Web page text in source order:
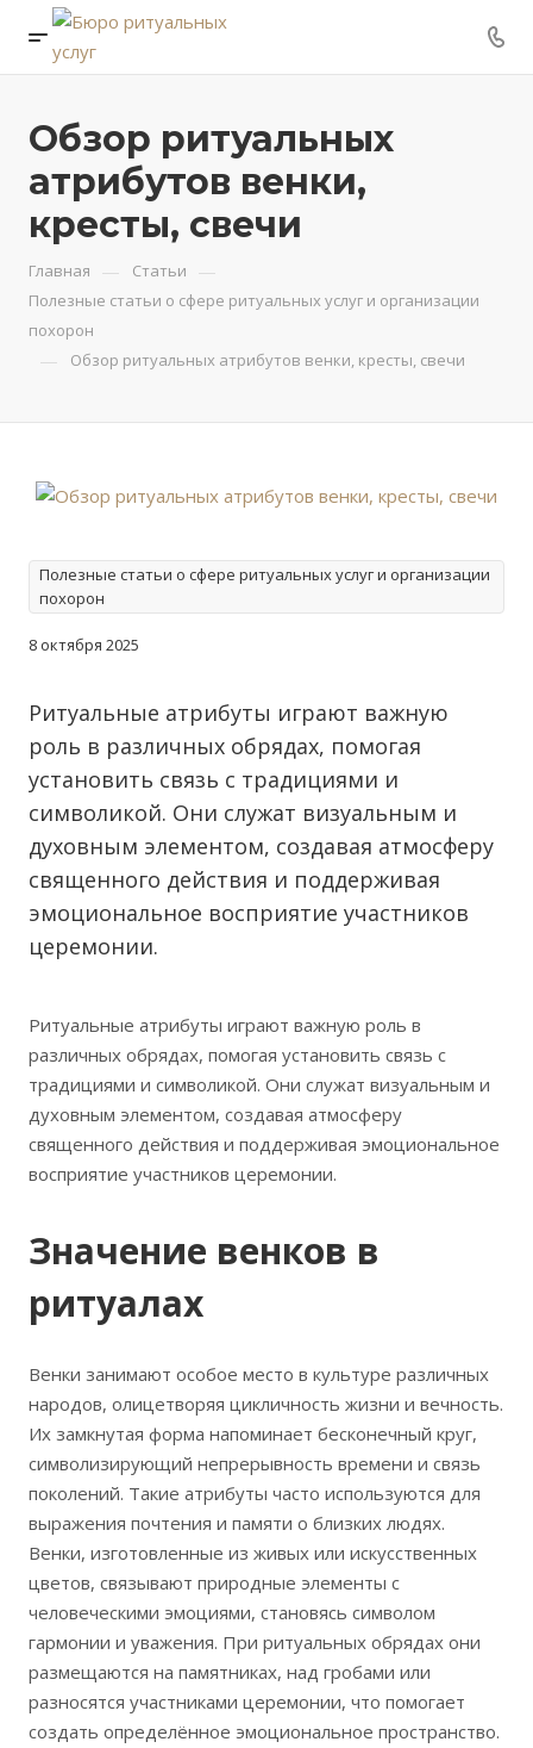
Обзор ритуальных
атрибутов венки,
кресты, свечи
Главная — Статьи —
Полезные статьи о сфере ритуальных услуг и организации
похорон
— Обзор ритуальных атрибутов венки, кресты, свечи
Полезные статьи о сфере ритуальных услуг и организации
похорон
8 октября 2025
Ритуальные атрибуты играют важную
роль в различных обрядах, помогая
установить связь с традициями и
символикой. Они служат визуальным и
духовным элементом, создавая атмосферу
священного действия и поддерживая
эмоциональное восприятие участников
церемонии.
Ритуальные атрибуты играют важную роль в
различных обрядах, помогая установить связь с
традициями и символикой. Они служат визуальным и
духовным элементом, создавая атмосферу
священного действия и поддерживая эмоциональное
восприятие участников церемонии.
Значение венков в
ритуалах
Венки занимают особое место в культуре различных
народов, олицетворяя цикличность жизни и вечность.
Их замкнутая форма напоминает бесконечный круг,
символизирующий непрерывность времени и связь
поколений. Такие атрибуты часто используются для
выражения почтения и памяти о близких людях.
Венки, изготовленные из живых или искусственных
цветов, связывают природные элементы с
человеческими эмоциями, становясь символом
гармонии и уважения. При ритуальных обрядах они
размещаются на памятниках, над гробами или
разносятся участниками церемонии, что помогает
создать определённое эмоциональное пространство.